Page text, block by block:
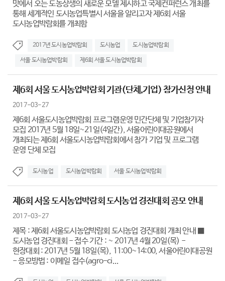
맛에서 오는 도농상생의 새로운 모델 제시하고 국제컨퍼런스 개최를
통해 세계적인 도시농업특별시 서울을 알리고자 제6회 서울
도시농업박람회를 개최함
2017년 도시농업박람회 도시농업 도시농업박람회
서울 도시농업박람회 제6회 서울 도시농업박람회
제6회 서울 도시농업박람회 기관(단체,기업) 참가신청 안내
2017-03-27
제6회 서울도시농업박람회 프로그램운영 민간단체 및 기업참가자
모집 2017년 5월 18일~21일(4일간), 서울어린이대공원에서
개최되는 제6회 서울도시농업박람회에서 참가 기업 및 프로그램
운영 단체 모집
도시농업 도시농업박람회 서울 도시농업박람회
제6회 서울 도시농업박람회 도시농업 경진대회 공모 안내
2017-03-27
제목 : 제6회 서울도시농업박람회 도시농업 경진대회 개최 안내 ■
도시농업 경진대회 - 접수 기간 : ~ 2017년 4월 20일(목) -
현장대회 : 2017년 5월 18일(목), 11:00~14:00, 서울어린이대공원
- 응모방법 : 이메일 접수(agro-ci...